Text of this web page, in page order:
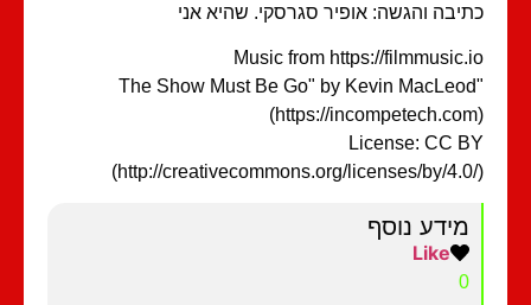
והגשה: אופיר סגרסקי. שהיא אני
Music from https://
"The Show Must Be Go" by Kevin
(https://
License: CC
(http://creativecommons.org/licenses/by/
מידע נוסף